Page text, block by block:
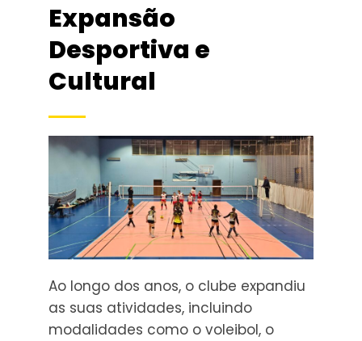
Expansão
Desportiva e
Cultural
Ao longo dos anos, o clube expandiu
as suas atividades, incluindo
modalidades como o voleibol, o